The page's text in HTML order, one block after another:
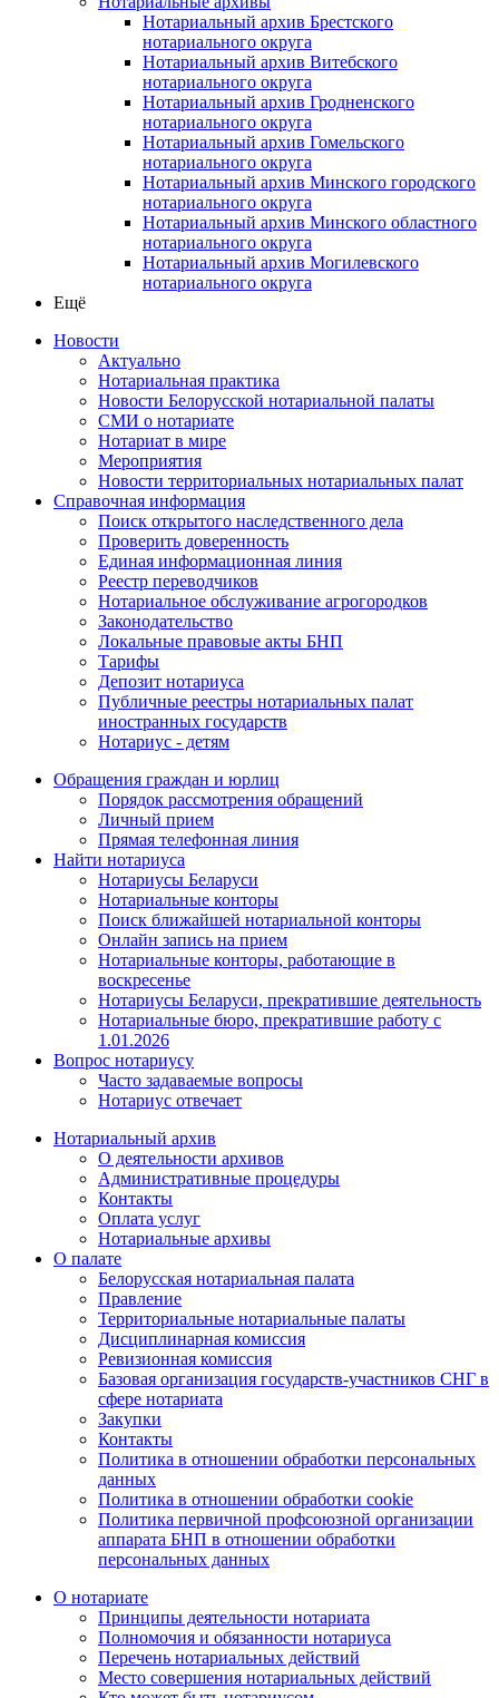
Нотариальный архив Брестского
нотариального округа
Нотариальный архив Витебского
нотариального округа
Нотариальный архив Гродненского
нотариального округа
Нотариальный архив Гомельского
нотариального округа
Нотариальный архив Минского городского
нотариального округа
Нотариальный архив Минского областного
нотариального округа
Нотариальный архив Могилевского
нотариального округа
Ещё
Новости
Актуально
Нотариальная практика
Новости Белорусской нотариальной палаты
СМИ о нотариате
Нотариат в мире
Мероприятия
Новости территориальных нотариальных палат
Справочная информация
Поиск открытого наследственного дела
Проверить доверенность
Единая информационная линия
Реестр переводчиков
Нотариальное обслуживание агрогородков
Законодательство
Локальные правовые акты БНП
Тарифы
Депозит нотариуса
Публичные реестры нотариальных палат
иностранных государств
Нотариус - детям
Обращения граждан и юрлиц
Порядок рассмотрения обращений
Личный прием
Прямая телефонная линия
Найти нотариуса
Нотариусы Беларуси
Нотариальные конторы
Поиск ближайшей нотариальной конторы
Онлайн запись на прием
Нотариальные конторы, работающие в
воскресенье
Нотариусы Беларуси, прекратившие деятельность
Нотариальные бюро, прекратившие работу с
1.01.2026
Вопрос нотариусу
Часто задаваемые вопросы
Нотариус отвечает
Нотариальный архив
О деятельности архивов
Административные процедуры
Контакты
Оплата услуг
Нотариальные архивы
О палате
Белорусская нотариальная палата
Правление
Территориальные нотариальные палаты
Дисциплинарная комиссия
Ревизионная комиссия
Базовая организация государств-участников СНГ в
сфере нотариата
Закупки
Контакты
Политика в отношении обработки персональных
данных
Политика в отношении обработки cookie
Политика первичной профсоюзной организации
аппарата БНП в отношении обработки
персональных данных
О нотариате
Принципы деятельности нотариата
Полномочия и обязанности нотариуса
Перечень нотариальных действий
Место совершения нотариальных действий